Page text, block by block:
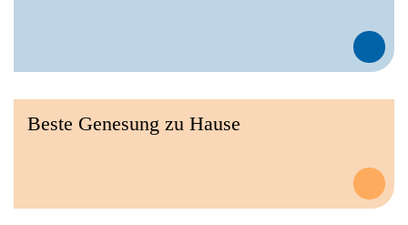
Beste Genesung zu Hause